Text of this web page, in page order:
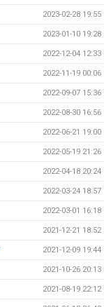
2023-02-28 19:55
2023-01-10 19:28
2022-12-04 12:33
2022-11-19 00:06
2022-09-07 15:36
2022-08-30 16:56
2022-06-21 19:00
2022-05-19 21:26
2022-04-18 20:24
2022-03-24 18:57
2022-03-01 16:18
2021-12-21 18:52
2021-12-09 19:44
2021-10-26 20:13
2021-08-19 22:12